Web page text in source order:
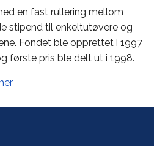
en fast rullering mellom
stipend til enkeltutøvere og
Fondet ble opprettet i 1997
første pris ble delt ut i 1998.